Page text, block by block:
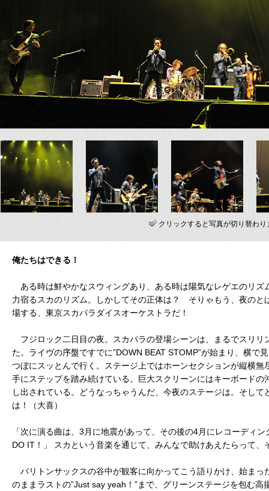
クリックすると写真が切り替わり
俺たちはできる！
ある時は鮮やかなスウィングあり、ある時は陽気なレゲエのリズ
力宿るスカのリズム。しかしてその正体は？ そりゃもう、夜のと
場する、東京スカパラダイスオーケストラだ！
フジロック二日目の夜。スカパラの登場シーンは、まるでスリリ
た。ライヴの序盤ですでに”DOWN BEAT STOMP”が始まり、横で
つぼにスッとんで行く。ステージ上ではホーンセクションが縦横無
手にステップを踏み続けている。巨大スクリーンにはキーボードの
し出されている。どうなっちゃうんだ、今夜のステージは。そし
は！（大喜）
「次に演る曲は、3月に地震があって、その後の4月にレコーディ
DO IT！」 スカという音楽を通じて、みんなで助けあえたらって、
バリトンサックスの谷中が観客に向かってこう語りかけ、始まっ
のままラストの”Just say yeah！”まで、グリーンステージを包む高